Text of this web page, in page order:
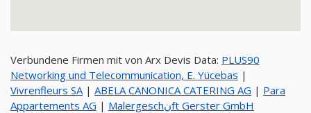
Verbundene Firmen mit von Arx Devis Data: PLUS90
Networking und Telecommunication, E. Yücebas |
Vivrenfleurs SA | ABELA CANONICA CATERING AG | Para
Appartements AG | Malergeschنft Gerster GmbH